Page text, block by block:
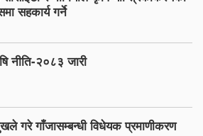
सहकार्य गर्ने
नीति-२०८३ जारी
गरे गाँजासम्बन्धी विधेयक प्रमाणीकरण